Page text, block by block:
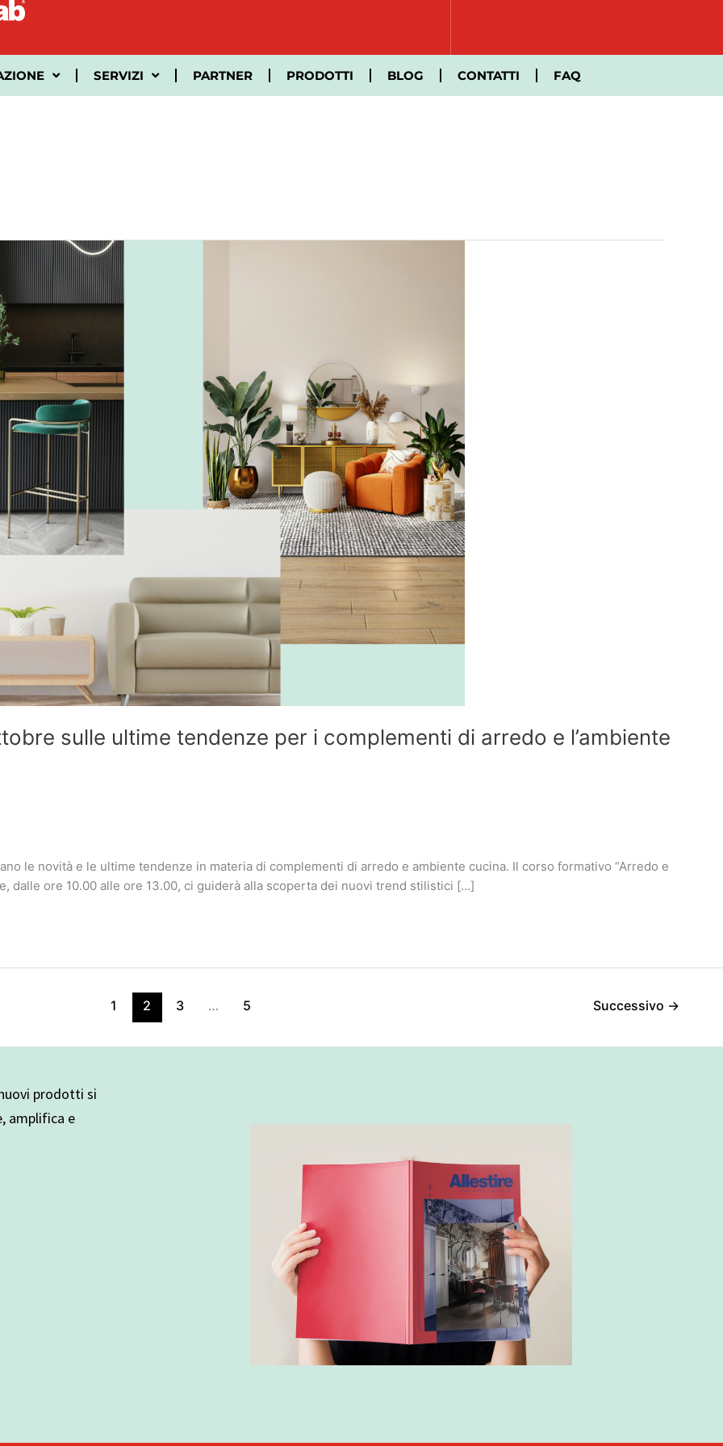
SERVIZI PARTNER PRODOTTI BLOG CONTATTI FAQ
sulle ultime tendenze per i complementi di arredo e l’ambiente
le novità e le ultime tendenze in materia di complementi di arredo e ambiente cucina. Il corso formativo “Arredo e
dalle ore 10.00 alle ore 13.00, ci guiderà alla scoperta dei nuovi trend stilistici […]
1 2 3 … 5 Successivo →
prodotti si
amplifica e